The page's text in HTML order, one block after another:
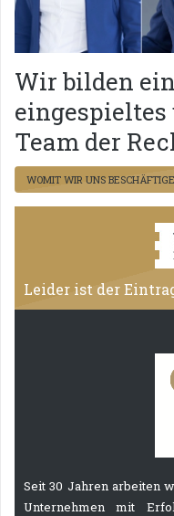
Kontakt
Wir bilden
Team der
WOMIT WIR UNS
Leider ist der
Seit 30 Jahren arbeiten
Unternehmen mit